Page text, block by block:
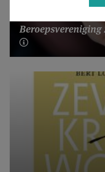
Beroepsvereniging